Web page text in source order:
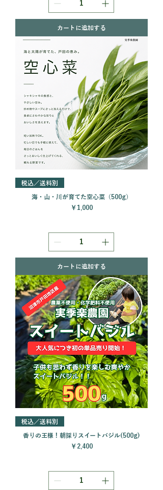
カートに追加する
税込／送料別
海・山・川が育てた空心菜（500g）
価格
￥1,000
カートに追加する
税込／送料別
香りの王様！朝採りスイートバジル(500g)
価格
￥2,400